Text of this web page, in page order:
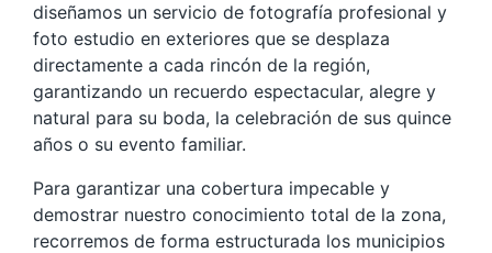
diseñamos un servicio de fotografía profesional y
foto estudio en exteriores que se desplaza
directamente a cada rincón de la región,
garantizando un recuerdo espectacular, alegre y
natural para su boda, la celebración de sus quince
años o su evento familiar.
Para garantizar una cobertura impecable y
demostrar nuestro conocimiento total de la zona,
recorremos de forma estructurada los municipios